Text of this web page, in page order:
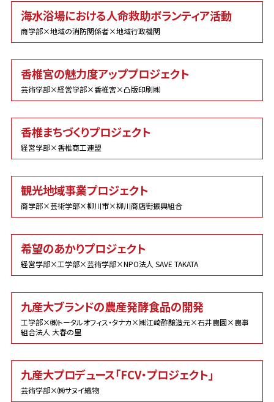
海水浴場における人命救助ボランティア活動
商学部×地域の消防関係者×地域行政機関
香椎宮の魅力度アッププロジェクト
芸術学部×経営学部×香椎宮×凸版印刷㈱
香椎まちづくりプロジェクト
経営学部×香椎商工連盟
観光地域事業プロジェクト
商学部×芸術学部×柳川市×柳川商店街振興組合
希望のあかりプロジェクト
経営学部×工学部×芸術学部×NPO法人 SAVE TAKATA
九産大ブランドの農産発酵食品の開発
工学部×㈱トータルオフィス・タナカ×㈱江崎酢醸造元×石井農園×農事
組合法人 大春の里
九産大プロデュース「FCV・プロジェクト」
芸術学部×㈱サヌイ織物